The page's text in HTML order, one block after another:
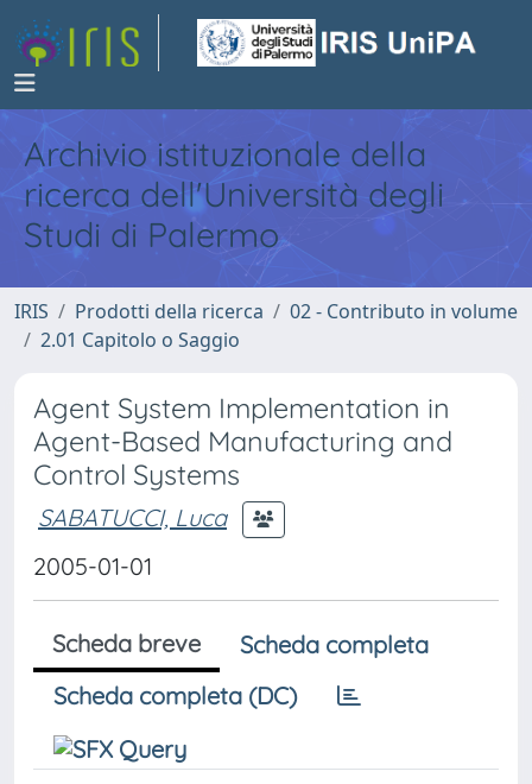
Archivio istituzionale della
ricerca dell'Università degli
Studi di Palermo
IRIS Prodotti della ricerca
02 - Contributo in volume
2.01 Capitolo o Saggio
Agent System Implementation in
Agent-Based Manufacturing and
Control Systems
SABATUCCI, Luca
2005-01-01
Scheda breve
Scheda completa
Scheda completa (DC)